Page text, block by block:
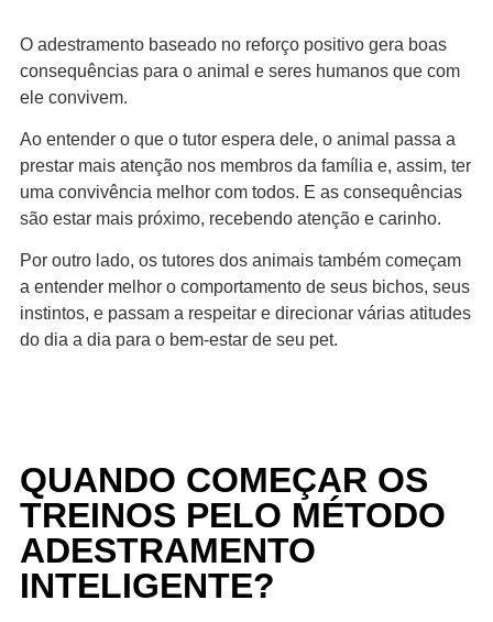
O adestramento baseado no reforço positivo gera boas
consequências para o animal e seres humanos que com
ele convivem.
Ao entender o que o tutor espera dele, o animal passa a
prestar mais atenção nos membros da família e, assim, ter
uma convivência melhor com todos. E as consequências
são estar mais próximo, recebendo atenção e carinho.
Por outro lado, os tutores dos animais também começam
a entender melhor o comportamento de seus bichos, seus
instintos, e passam a respeitar e direcionar várias atitudes
do dia a dia para o bem-estar de seu pet.
QUANDO COMEÇAR OS
TREINOS PELO MÉTODO
ADESTRAMENTO
INTELIGENTE?